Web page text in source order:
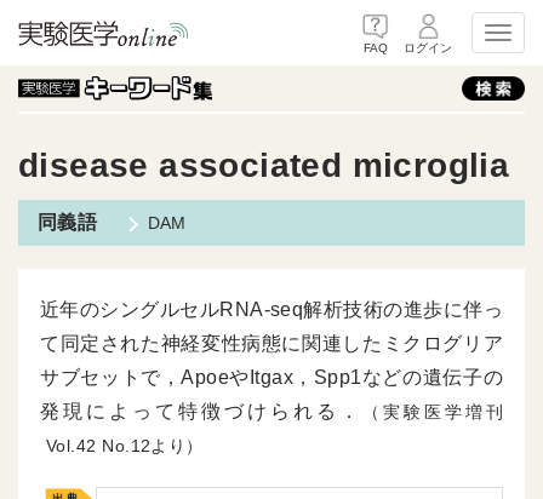
FAQ ログイン
disease associated microglia
DAM
近年のシングルセルRNA-seq解析技術の進歩に伴っ
て同定された神経変性病態に関連したミクログリア
サブセットで，ApoeやItgax，Spp1などの遺伝子の
発現によって特徴づけられる．
（実験医学増刊
42
12より）